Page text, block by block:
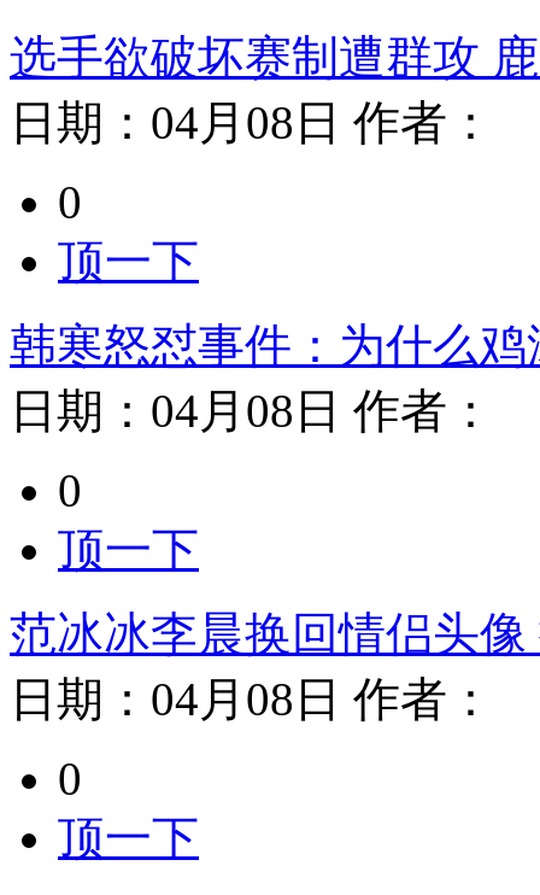
选手欲破坏赛制遭群攻
日期： 04月08日 作者：
0
顶一下
韩寒怒怼事件：为什么
日期： 04月08日 作者：
0
顶一下
范冰冰李晨换回情侣头
日期： 04月08日 作者：
0
顶一下